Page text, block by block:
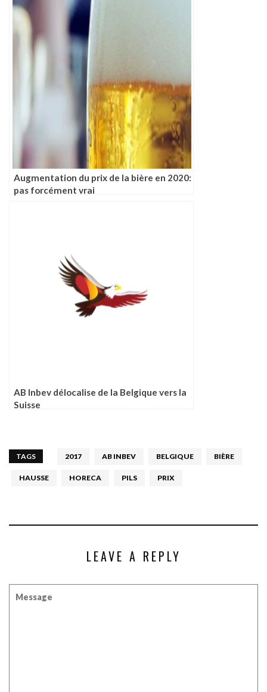
Augmentation du prix de la bière en 2020:
pas forcément vrai
AB Inbev délocalise de la Belgique vers la
Suisse
TAGS 2017 AB INBEV BELGIQUE BIÈRE
HAUSSE HORECA PILS PRIX
LEAVE A REPLY